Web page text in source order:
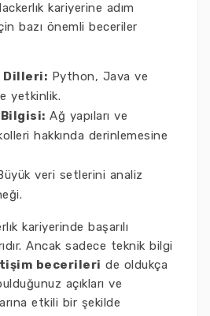
kariyerine adım
bazı önemli beceriler
Dilleri: Python, Java ve
yetkinlik.
Ağ yapıları ve
hakkında derinlemesine
veri setlerini analiz
kariyerinde başarılı
Ancak sadece teknik bilgi
becerileri de oldukça
açıkları ve
etkili bir şekilde